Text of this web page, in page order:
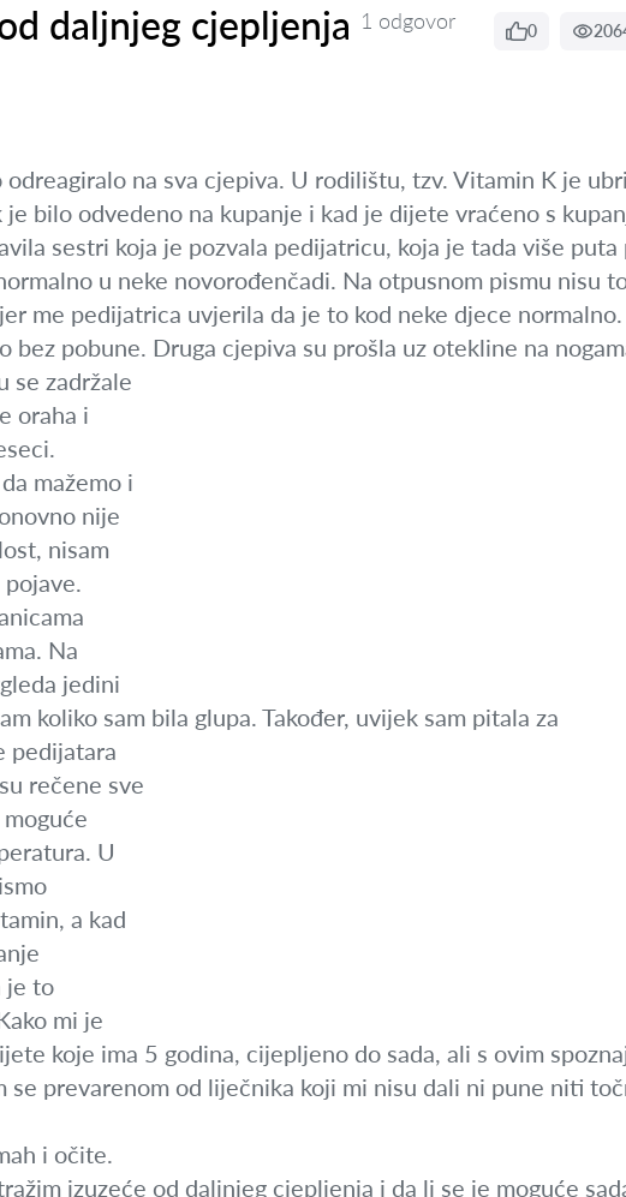
daljnjeg cjepljenja 1 odgovor 0
na sva cjepiva. U rodilištu, tzv. Vitamin K je
bilo odvedeno na kupanje i kad je dijete vraćeno s
sestri koja je pozvala pedijatricu, koja je tada više
u neke novorođenčadi. Na otpusnom pismu nisu
me pedijatrica uvjerila da je to kod neke djece
bez pobune. Druga cjepiva su prošla uz otekline na
se zadržale
oraha i
mažemo i
nije
nisam
Na
jedini
koliko sam bila glupa. Također, uvijek sam pitala za
pedijatara
rečene sve
U
a kad
je to
mi je
koje ima 5 godina, cijepljeno do sada, ali s ovim
se prevarenom od liječnika koji mi nisu dali ni pune niti
i očite.
izuzeće od daljnjeg cjepljenja i da li se je moguće